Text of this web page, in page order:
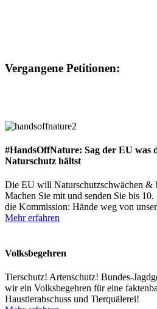
Vergangene Petitionen:
#HandsOffNature: Sag der EU was
Naturschutz hältst
Die EU will Naturschutzschwächen &
Machen Sie mit und senden Sie bis
die Kommission: Hände weg von
Mehr erfahren
Volksbegehren
Tierschutz! Artenschutz! Bundes-
wir ein Volksbegehren für eine
Haustierabschuss und Tierquälerei!